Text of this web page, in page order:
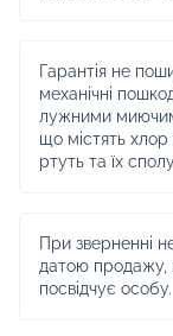
Гарантія не
механічні
лужними
що містять
ртуть та їх
При зверненні
датою продажу,
посвідчує особу.